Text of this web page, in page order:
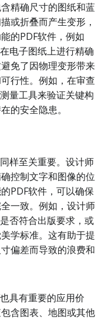
精确尺寸的图纸和蓝
或折叠而产生变形，
的PDF软件，例如
电子图纸上进行精确
免了因物理变形带来
行性。例如，在审查
量工具来验证关键构
的安全隐患。
样至关重要。设计师
控制文字和图像的位
PDF软件，可以确保
一致。例如，设计师
否符合出版要求，或
学标准。这有助于提
偏差而导致的浪费和
具有重要的应用价
含图表、地图或其他